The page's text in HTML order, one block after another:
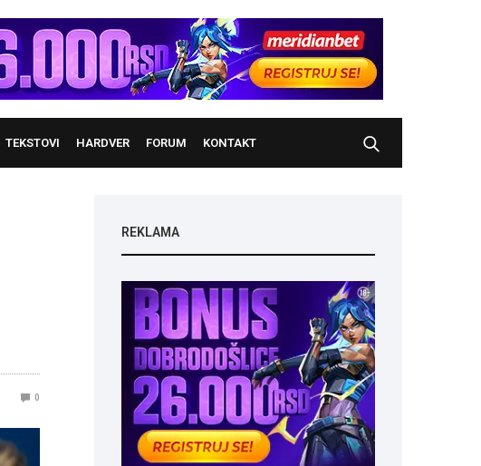
TEKSTOVI HARDVER FORUM KONTAKT
0
REKLAMA